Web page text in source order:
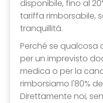
disponibile, fino al
tariffa rimborsabile,
tranquillità.
Perché se qualcosa
per un imprevisto
medica o per la
rimborsiamo l'80%
Direttamente noi,